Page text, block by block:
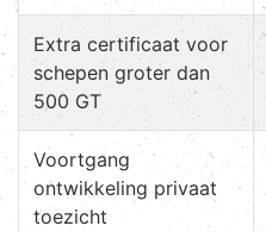
Extra certificaat voor
schepen groter dan
500 GT
Voortgang
ontwikkeling privaat
toezicht